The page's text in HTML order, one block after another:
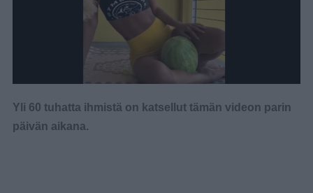
Yli 60 tuhatta ihmistä on katsellut tämän videon parin
päivän aikana.